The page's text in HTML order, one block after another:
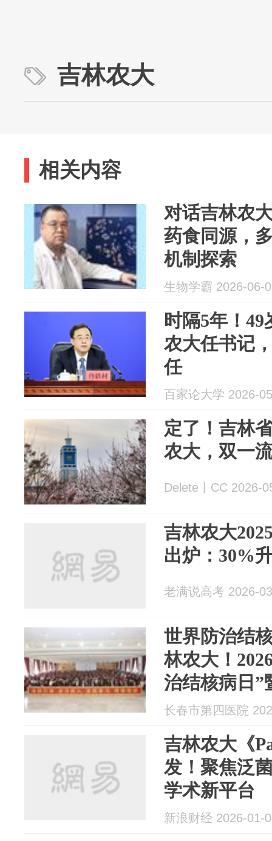
吉林农大
相关内容
对话吉林农
药食同源，
机制探索
生物学霸 2026-06-
时隔5年！
农大任书记
任
百家论大学 2026-
定了！吉林
农大，双一
Delete丨CC 2026-
吉林农大
出炉：30%
老满说高考 2026-
世界防治结
林农大！
治结核病日”
会、无核校
长春市第四医院
吉林农大《
发！聚焦泛
学术新平台
新浪财经 2026-01-